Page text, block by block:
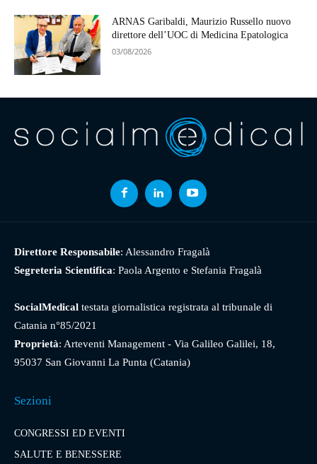
ARNAS Garibaldi, Maurizio Russello nuovo
direttore dell’UOC di Medicina Epatologica
03/08/2026
Direttore Responsabile: Alessandro Fragalà
Segreteria Scientifica: Paola Argento e Stefania Fragalà
SocialMedical testata giornalistica registrata al tribunale di
Catania n°85/2021
Proprietà: Arteventi Management - Via Galileo Galilei, 18,
95037 San Giovanni La Punta (Catania)
Sezioni
CONGRESSI ED EVENTI
SALUTE E BENESSERE